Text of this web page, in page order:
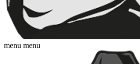
menu menu